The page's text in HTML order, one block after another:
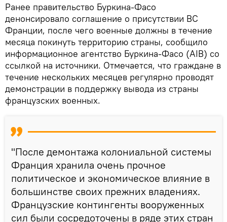
Ранее правительство Буркина-Фасо
денонсировало соглашение о присутствии ВС
Франции, после чего военные должны в течение
месяца покинуть территорию страны, сообщило
информационное агентство Буркина-Фасо (AIB) со
ссылкой на источники. Отмечается, что граждане в
течение нескольких месяцев регулярно проводят
демонстрации в поддержку вывода из страны
французских военных.
"После демонтажа колониальной системы
Франция хранила очень прочное
политическое и экономическое влияние в
большинстве своих прежних владениях.
Французские контингенты вооруженных
сил были сосредоточены в ряде этих стран